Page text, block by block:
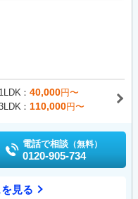
1LDK 40,000円〜
110,000円〜
電話で相談 （無料）
0120-905-734
見る